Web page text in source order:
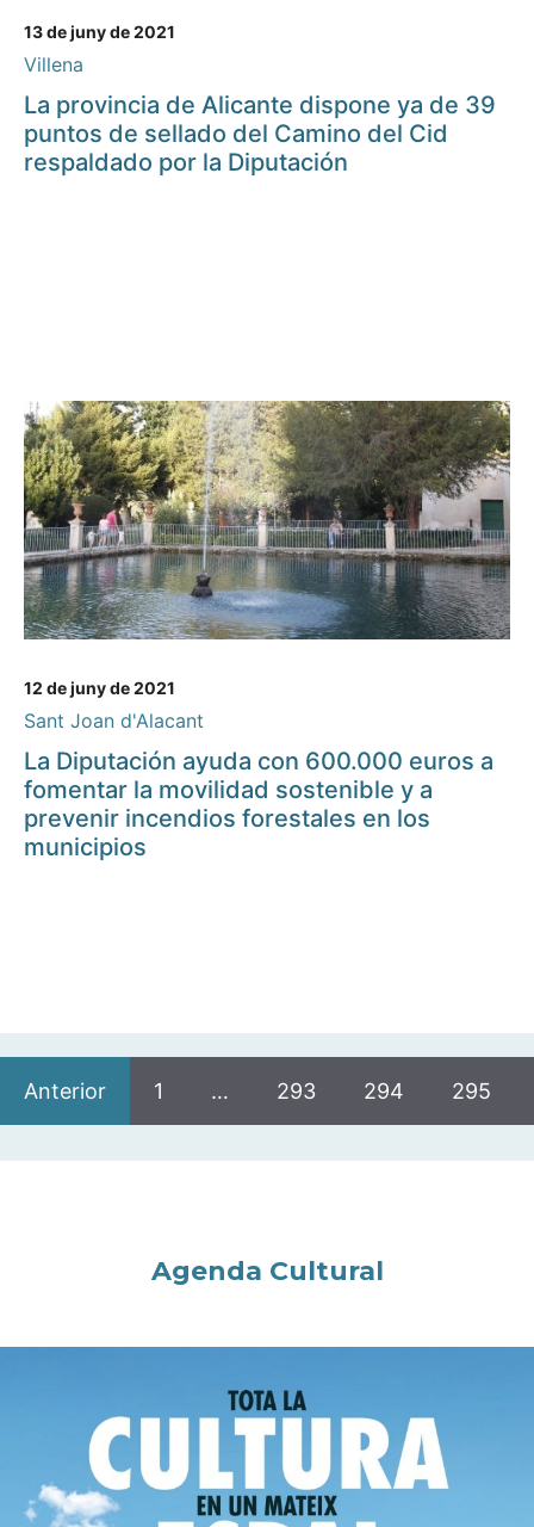
13 de juny de 2021
Villena
La provincia de Alicante dispone ya de 39
puntos de sellado del Camino del Cid
respaldado por la Diputación
12 de juny de 2021
Sant Joan d'Alacant
La Diputación ayuda con 600.000 euros a
fomentar la movilidad sostenible y a
prevenir incendios forestales en los
municipios
Anterior 1 … 293 294 295
Agenda Cultural